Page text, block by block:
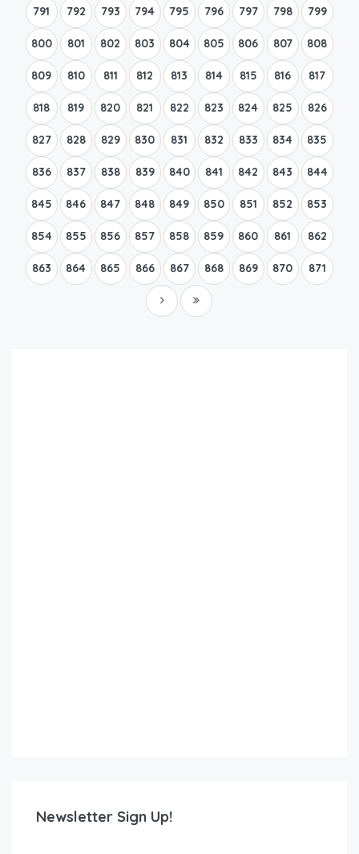
791 792 793 794 795 796 797 798 799
800 801 802 803 804 805 806 807 808
809 810 811 812 813 814 815 816 817
818 819 820 821 822 823 824 825 826
827 828 829 830 831 832 833 834 835
836 837 838 839 840 841 842 843 844
845 846 847 848 849 850 851 852 853
854 855 856 857 858 859 860 861 862
863 864 865 866 867 868 869 870 871
Newsletter Sign Up!